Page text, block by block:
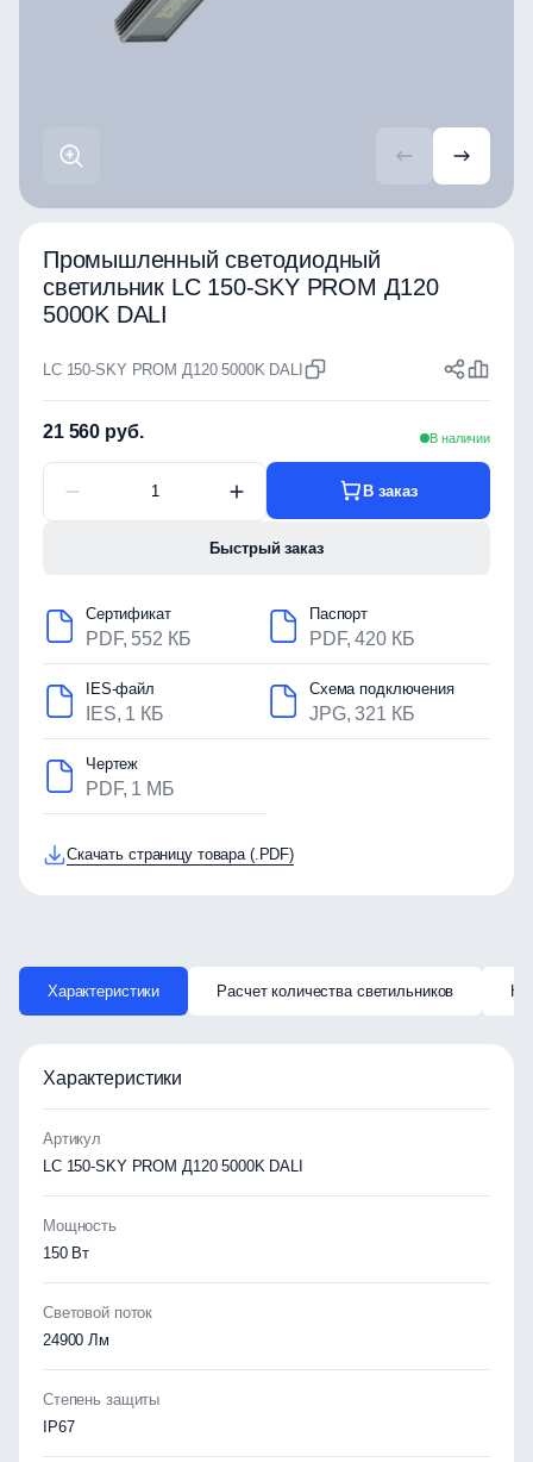
Промышленный светодиодный
светильник LC 150-SKY PROM Д120
5000K DALI
LC 150-SKY PROM Д120 5000K DALI
21 560 руб. В наличии
В заказ
Быстрый заказ
Сертификат
PDF, 552 КБ
Паспорт
PDF, 420 КБ
IES-файл
IES, 1 КБ
Схема подключения
JPG, 321 КБ
Чертеж
PDF, 1 МБ
Скачать страницу товара (.PDF)
Характеристики Расчет количества светильников
Характеристики
Артикул
LC 150-SKY PROM Д120 5000K DALI
Мощность
150 Вт
Световой поток
24900 Лм
Степень защиты
IP67